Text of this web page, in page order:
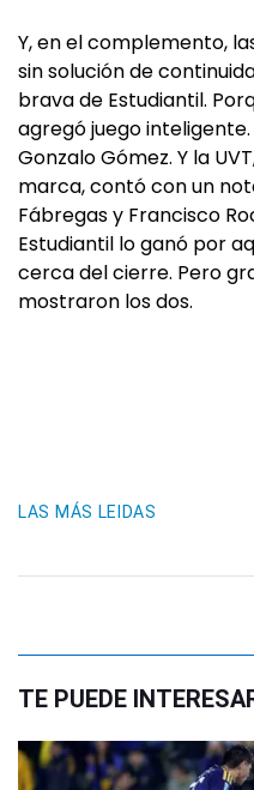
Y, en el complemento,
sin solución de
brava de Estudiantil.
agregó juego
Gonzalo Gómez. Y la
marca, contó con un
Fábregas y Francisco
Estudiantil lo ganó por
cerca del cierre. Pero
mostraron los dos.
LAS MÁS LEIDAS
TE PUEDE